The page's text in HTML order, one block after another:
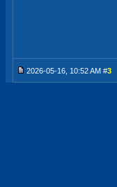
2026-05-16, 10:52 AM #3